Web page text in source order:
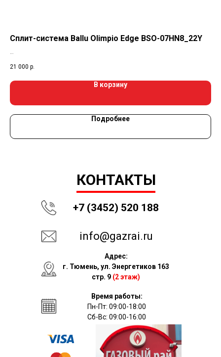
Сплит-система Ballu Olimpio Edge BSO-07HN8_22Y
21 000 р.
В корзину
Подробнее
КОНТАКТЫ
+7 (3452) 520 188
info@gazrai.ru
Время работы:
Пн-Пт: 09:00-18:00
Сб-Вс: 09:00-16:00
Адрес:
г. Тюмень, ул. Энергетиков 163
стр. 9 (2 этаж)